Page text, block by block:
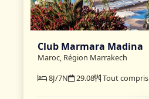
Club Marmara Madina
Maroc, Région Marrakech
8J/7N
29.08 Tout compris